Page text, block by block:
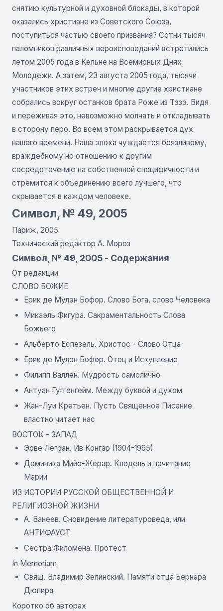
снятию культурной и духовной блокады, в которой
оказались христиане из Советского Союза,
поступиться частью своего призвания? Сотни тысяч
паломников различных вероисповеданий встретились
летом 2005 года в Кельне на Всемирных Днях
Молодежи. А затем, 23 августа 2005 года, тысячи
участников этих встреч и многие другие христиане
собрались вокруг останков брата Роже из Тэзэ. Видя
и переживая это, невозможно молчать и откладывать
в сторону перо. Во всем этом раскрывается дух
нашего времени. Наша эпоха чуждается боязливому,
враждебному но отношению к другим
сосредоточению на собственной специфичности и
стремится к объединению всего лучшего, что
скрывается в каждом человеке.
Символ, № 49, 2005
Париж, 2005
Технический редактор А. Мороз
Символ, № 49, 2005 - Содержания
От редакции
СЛОВО БОЖИЕ
Ерик де Мулэн Бофор. Слово Бога, слово Человека
Микаэль Фигура. Сакраментальность Слова
Божьего
Альберто Еспезель. Христос - Слово Отца
Ерик де Мулэн Бофор. Отец и Искупление
Филипп Валлен. Мудрость самолично
Антуан Гуггенгейм. Между буквой и духом
Жан-Луи Кретьен. Пусть Священное Писание
властно читает нас
ВОСТОК - ЗАПАД
Эрве Легран. Ив Конгар (1904-1995)
Доминика Мийе-Жерар. Клодель и почитание
Марии
ИЗ ИСТОРИИ РУССКОЙ ОБЩЕСТВЕННОЙ И
РЕЛИГИОЗНОЙ ЖИЗНИ
А. Ванеев. Сновидение литературоведа, или
АНТИФАУСТ
Сестра Филомена. Протест
In Меmоriam
Свящ. Владимир Зелинский. Памяти отца Бернара
Дюпира
Коротко об авторах